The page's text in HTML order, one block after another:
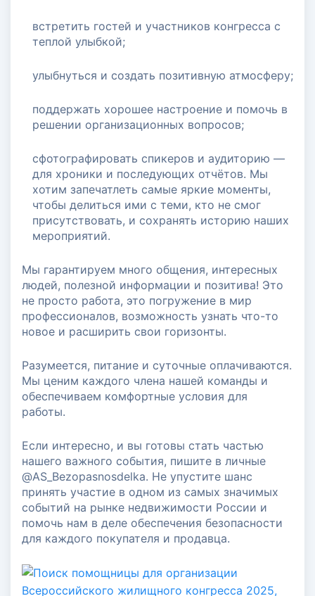
встретить гостей и участников конгресса с
теплой улыбкой;
улыбнуться и создать позитивную атмосферу;
поддержать хорошее настроение и помочь в
решении организационных вопросов;
сфотографировать спикеров и аудиторию —
для хроники и последующих отчётов. Мы
хотим запечатлеть самые яркие моменты,
чтобы делиться ими с теми, кто не смог
присутствовать, и сохранять историю наших
мероприятий.
Мы гарантируем много общения, интересных
людей, полезной информации и позитива! Это
не просто работа, это погружение в мир
профессионалов, возможность узнать что-то
новое и расширить свои горизонты.
Разумеется, питание и суточные оплачиваются.
Мы ценим каждого члена нашей команды и
обеспечиваем комфортные условия для
работы.
Если интересно, и вы готовы стать частью
нашего важного события, пишите в личные
@AS_Bezopasnosdelka. Не упустите шанс
принять участие в одном из самых значимых
событий на рынке недвижимости России и
помочь нам в деле обеспечения безопасности
для каждого покупателя и продавца.